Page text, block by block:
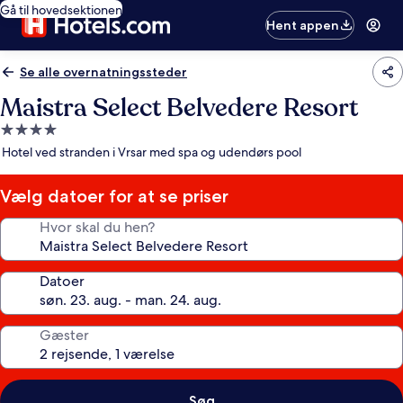
Gå til hovedsektionen
Hent appen
Se alle overnatningssteder
Maistra Select Belvedere Resort
4.0-
stjernet
Hotel ved stranden i Vrsar med spa og udendørs pool
Vælg datoer for at se priser
Hvor skal du hen?
Datoer
Gæster